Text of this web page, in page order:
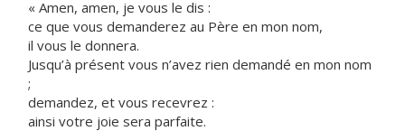
« Amen, amen, je vous le dis :
ce que vous demanderez au Père en mon nom,
il vous le donnera.
Jusqu’à présent vous n’avez rien demandé en mon nom
;
demandez, et vous recevrez :
ainsi votre joie sera parfaite.